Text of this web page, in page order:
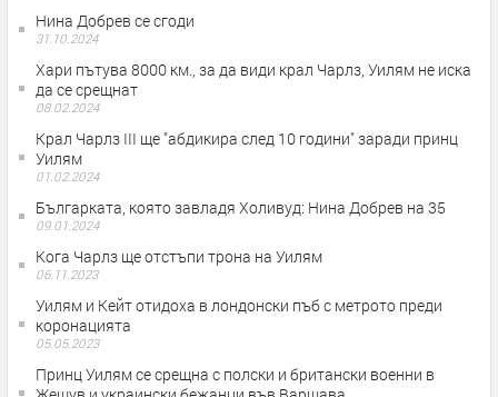
Нина Добрев се сгоди
31.10.2024
Хари пътува 8000 км., за да види крал Чарлз, Уилям не иска
да се срещнат
08.02.2024
Крал Чарлз III ще "абдикира след 10 години" заради принц
Уилям
01.02.2024
Българката, която завладя Холивуд: Нина Добрев на 35
09.01.2024
Кога Чарлз ще отстъпи трона на Уилям
06.11.2023
Уилям и Кейт отидоха в лондонски пъб с метрото преди
коронацията
05.05.2023
Принц Уилям се срещна с полски и британски военни в